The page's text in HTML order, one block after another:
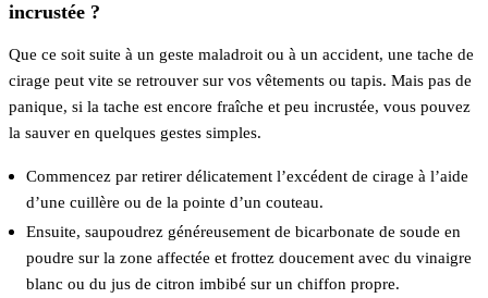
incrustée ?
Que ce soit suite à un geste maladroit ou à un accident, une tache de
cirage peut vite se retrouver sur vos vêtements ou tapis. Mais pas de
panique, si la tache est encore fraîche et peu incrustée, vous pouvez
la sauver en quelques gestes simples.
Commencez par retirer délicatement l’excédent de cirage à l’aide
d’une cuillère ou de la pointe d’un couteau.
Ensuite, saupoudrez généreusement de bicarbonate de soude en
poudre sur la zone affectée et frottez doucement avec du vinaigre
blanc ou du jus de citron imbibé sur un chiffon propre.